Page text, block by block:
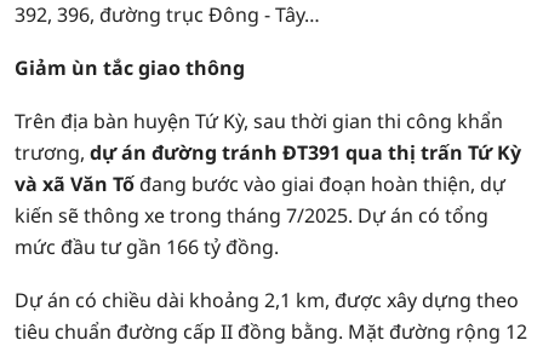
392, 396, đường trục Đông - Tây…
Giảm ùn tắc giao thông
Trên địa bàn huyện Tứ Kỳ, sau thời gian thi công khẩn
trương, dự án đường tránh ĐT391 qua thị trấn Tứ Kỳ
và xã Văn Tốđang bước vào giai đoạn hoàn thiện, dự
kiến sẽ thông xe trong tháng 7/2025. Dự án có tổng
mức đầu tư gần 166 tỷ đồng.
Dự án có chiều dài khoảng 2,1 km, được xây dựng theo
tiêu chuẩn đường cấp II đồng bằng. Mặt đường rộng 12